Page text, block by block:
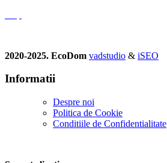
2020-2025. EcoDom vadstudio & iSEO
Informatii
Despre noi
Politica de Сookie
Conditiile de Confidentialitate